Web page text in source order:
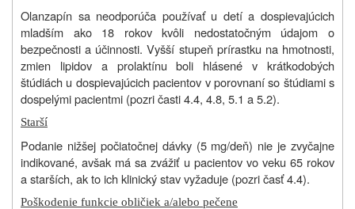
Olanzapín sa neodporúča používať u detí a dospievajúcich
mladším ako 18 rokov kvôli nedostatočným údajom o
bezpečnosti a účinnosti. Vyšší stupeň prírastku na hmotnosti,
zmien lipidov a prolaktínu boli hlásené v krátkodobých
štúdiách u dospievajúcich pacientov v porovnaní so štúdiami s
dospelými pacientmi (pozri časti 4.4, 4.8, 5.1 a 5.2).
Starší
Podanie nižšej počiatočnej dávky (5 mg/deň) nie je zvyčajne
indikované, avšak má sa zvážiť u pacientov vo veku 65 rokov
a starších, ak to ich klinický stav vyžaduje (pozri časť 4.4).
Poškodenie funkcie obličiek a/alebo pečene